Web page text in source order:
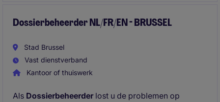
indispensables !
Dossierbeheerder NL/FR/EN - BRUSSEL
Stad Brussel
Vast dienstverband
Kantoor of thuiswerk
Als Dossierbeheerder lost u de problemen op